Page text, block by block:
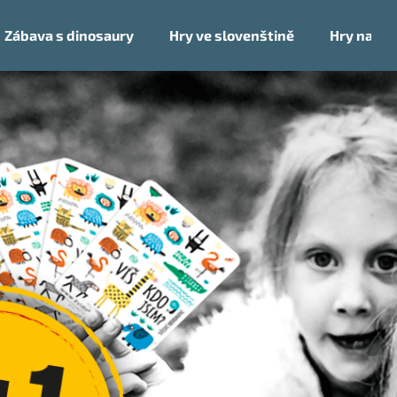
Zábava s dinosaury Hry ve slovenštině Hry na
Co potřebujete najít?
HLEDAT
Doporučujeme